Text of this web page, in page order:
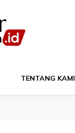
TENTANG KAMI